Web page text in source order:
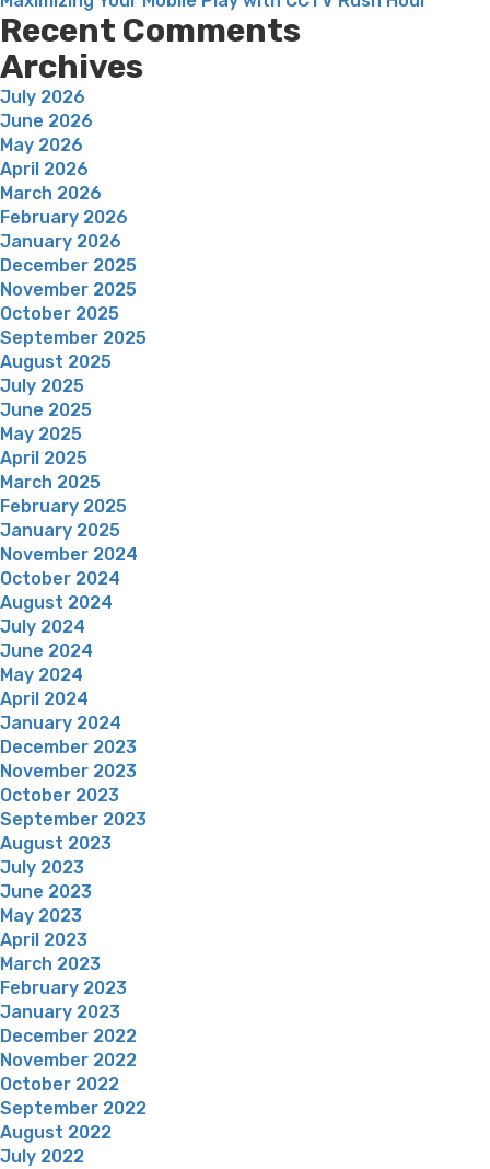
Recent Comments
Archives
July 2026
June 2026
May 2026
April 2026
March 2026
February 2026
January 2026
December 2025
November 2025
October 2025
September 2025
August 2025
July 2025
June 2025
May 2025
April 2025
March 2025
February 2025
January 2025
November 2024
October 2024
August 2024
July 2024
June 2024
May 2024
April 2024
January 2024
December 2023
November 2023
October 2023
September 2023
August 2023
July 2023
June 2023
May 2023
April 2023
March 2023
February 2023
January 2023
December 2022
November 2022
October 2022
September 2022
August 2022
July 2022